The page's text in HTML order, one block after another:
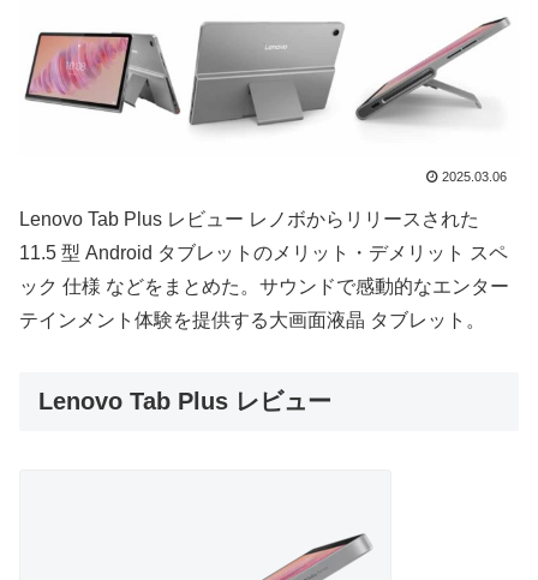
2025.03.06
Lenovo Tab Plus レビュー レノボからリリースされた
11.5 型 Android タブレットのメリット・デメリット スペ
ック 仕様 などをまとめた。サウンドで感動的なエンター
テインメント体験を提供する大画面液晶 タブレット。
Lenovo Tab Plus レビュー